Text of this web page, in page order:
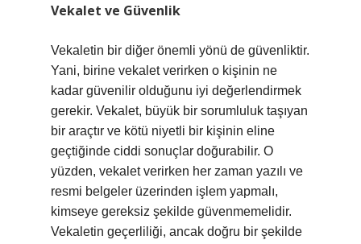
Vekalet ve Güvenlik
Vekaletin bir diğer önemli yönü de güvenliktir.
Yani, birine vekalet verirken o kişinin ne
kadar güvenilir olduğunu iyi değerlendirmek
gerekir. Vekalet, büyük bir sorumluluk taşıyan
bir araçtır ve kötü niyetli bir kişinin eline
geçtiğinde ciddi sonuçlar doğurabilir. O
yüzden, vekalet verirken her zaman yazılı ve
resmi belgeler üzerinden işlem yapmalı,
kimseye gereksiz şekilde güvenmemelidir.
Vekaletin geçerliliği, ancak doğru bir şekilde